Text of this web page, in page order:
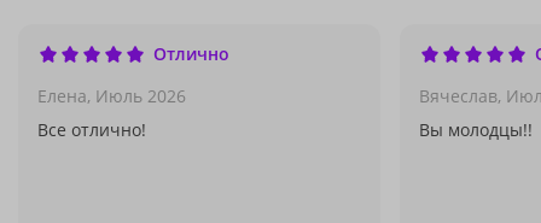
Отлично
Елена, Июль 2026
Все отлично!
Вячеслав,
Вы молодцы!!